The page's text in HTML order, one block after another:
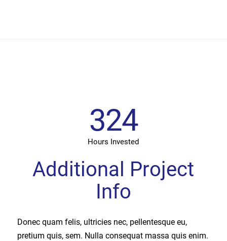
324
Hours Invested
Additional Project
Info
Donec quam felis, ultricies nec, pellentesque eu,
pretium quis, sem. Nulla consequat massa quis enim.